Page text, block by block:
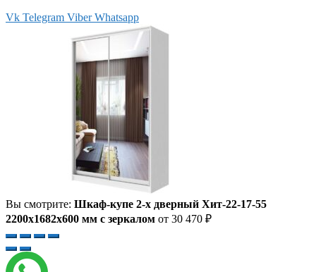
Vk Telegram Viber Whatsapp
Вы смотрите: Шкаф-купе 2-х дверный Хит-22-17-55
2200x1682x600 мм с зеркалом от 30 470 ₽